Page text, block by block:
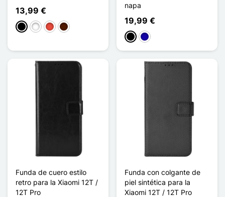
13,99 €
NegroBlancoRojoMarrón oscuro
napa
19,99 €
NegroAzul oscuro
Funda de cuero estilo
retro para la Xiaomi 12T /
12T Pro
Funda con colgante de
piel sintética para la
Xiaomi 12T / 12T Pro